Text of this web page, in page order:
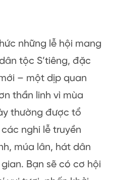
những lễ hội mang
tộc S’tiêng, đặc
– một dịp quan
thần linh vì mùa
thường được tổ
nghi lễ truyền
múa lân, hát dân
Bạn sẽ có cơ hội